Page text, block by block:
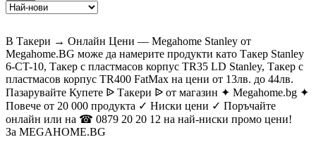
В Такери → Онлайн Цени — Megahome Stanley от
Megahome.BG може да намерите продукти като Такер Stanley
6-CT-10, Такер с пластмасов корпус TR35 LD Stanley, Такер с
пластмасов корпус TR400 FatMax на цени от 13лв. до 44лв.
Пазарувайте Купете ᐉ Такери ᐉ от магазин ✦ Megahome.bg ✦
Повече от 20 000 продукта ✓ Ниски цени ✓ Поръчайте
онлайн или на ☎ 0879 20 20 12 на най-ниски промо цени!
За MEGAHOME.BG